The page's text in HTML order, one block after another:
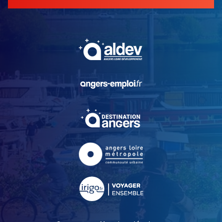
, Ouvre une nouvelle
, Ouvre une nouvelle